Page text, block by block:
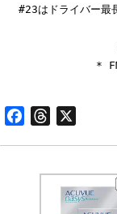
#23はドライバー最
提供：竹下　
*
Facebook
Threads